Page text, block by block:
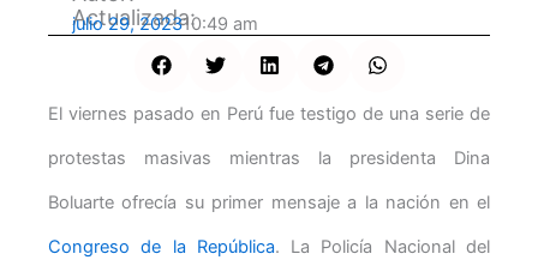
Actualizada:
julio 29, 202310:49 am
El viernes pasado en Perú fue testigo de una serie de
protestas masivas mientras la presidenta Dina
Boluarte ofrecía su primer mensaje a la nación en el
Congreso de la República. La Policía Nacional del